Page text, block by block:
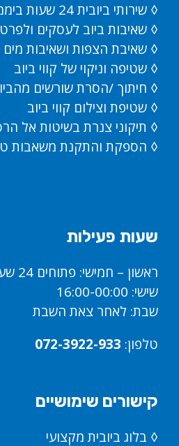
◊ שירותי ביובית 24 שעות ביממה
◊ שאיבות ביוב לעסקים
◊ שאיבת הצפות ושאיבות מים
◊ שטיפה וניקוי של קווי ביוב
◊ חיתוך /הסרת שורשים
◊ שטיפת וצילום קווי ביוב
◊ תיקוני צנרת בשיטות אל
◊ הספקת והתקנת משאבות
שעות פעילות
ראשון – חמישי: פתוחים 24 שעות
שישי: 16:00-00:00
שבת: לאחר צאת השבת
טלפון: 072-3922-933
קישורים שימושיים
◊ בלוג ביובית מקצועי